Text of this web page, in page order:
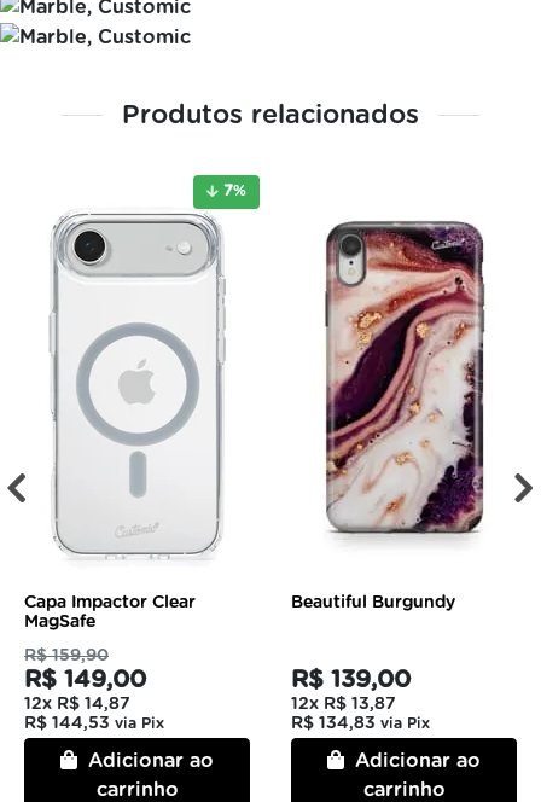
Produtos relacionados
7%
Capa Impactor Clear
MagSafe
R$ 159,90
R$ 149,00
12x R$ 14,87
R$ 144,53 via Pix
Adicionar ao
carrinho
Beautiful Burgundy
R$ 139,00
12x R$ 13,87
R$ 134,83 via Pix
Adicionar ao
carrinho